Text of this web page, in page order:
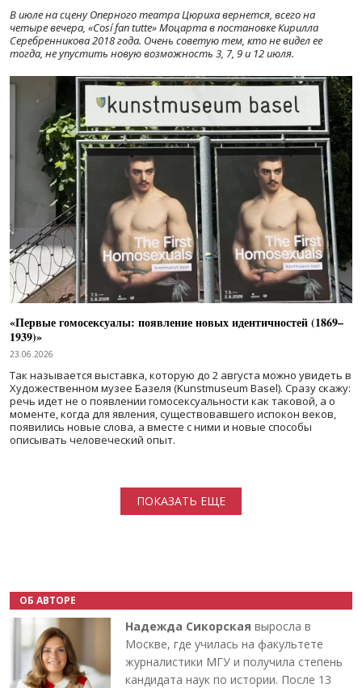
В июле на сцену Оперного театра Цюриха вернется, всего на
четыре вечера, «Cosí fan tutte» Моцарта в постановке Кирилла
Серебренникова 2018 года. Очень советую тем, кто не видел ее
тогда, не упустить новую возможность 3, 7, 9 и 12 июля.
«Первые гомосексуалы: появление новых идентичностей (1869–
1939)»
23.06.2026
Так называется выставка, которую до 2 августа можно увидеть в
Художественном музее Базеля (Kunstmuseum Basel). Сразу скажу:
речь идет не о появлении гомосексуальности как таковой, а о
моменте, когда для явления, существовавшего испокон веков,
появились новые слова, а вместе с ними и новые способы
описывать человеческий опыт.
ПОКАЗАТЬ ЕЩЕ
ОБ АВТОРЕ
Надежда Сикорская выросла в
Москве, где училась на факультете
журналистики МГУ и получила степень
кандидата наук по истории. После 13